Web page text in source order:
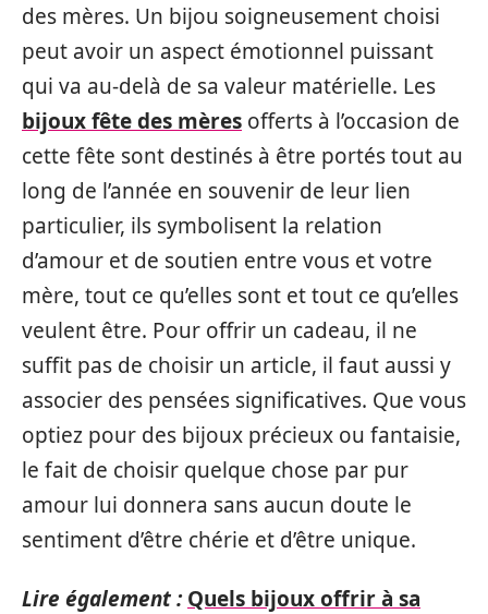
des mères. Un bijou soigneusement choisi
peut avoir un aspect émotionnel puissant
qui va au-delà de sa valeur matérielle. Les
bijoux fête des mères offerts à l’occasion de
cette fête sont destinés à être portés tout au
long de l’année en souvenir de leur lien
particulier, ils symbolisent la relation
d’amour et de soutien entre vous et votre
mère, tout ce qu’elles sont et tout ce qu’elles
veulent être. Pour offrir un cadeau, il ne
suffit pas de choisir un article, il faut aussi y
associer des pensées significatives. Que vous
optiez pour des bijoux précieux ou fantaisie,
le fait de choisir quelque chose par pur
amour lui donnera sans aucun doute le
sentiment d’être chérie et d’être unique.
Lire également : Quels bijoux offrir à sa